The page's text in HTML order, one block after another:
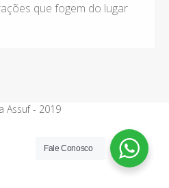
que fogem do lugar
Assuf - 2019
Fale Conosco